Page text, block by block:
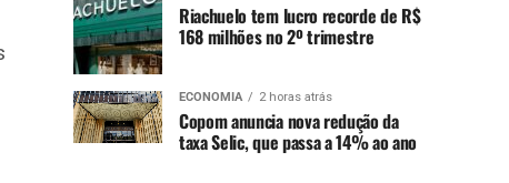
Riachuelo tem lucro recorde de R$
168 milhões no 2º trimestre
ECONOMIA 2 horas atrás
Copom anuncia nova redução da
taxa Selic, que passa a 14% ao ano